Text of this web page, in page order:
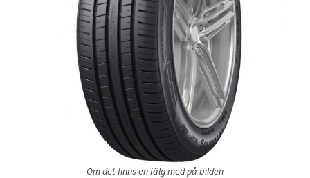
Om det finns en fälg med på bilden